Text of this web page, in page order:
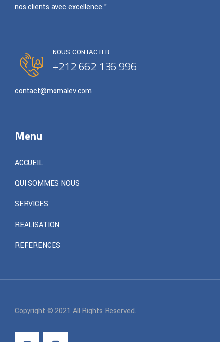
nos clients avec excellence."
NOUS CONTACTER
+212 662 136 996
contact@momalev.com
Menu
ACCUEIL
QUI SOMMES NOUS
SERVICES
REALISATION
REFERENCES
Copyright © 2021 All Rights Reserved.